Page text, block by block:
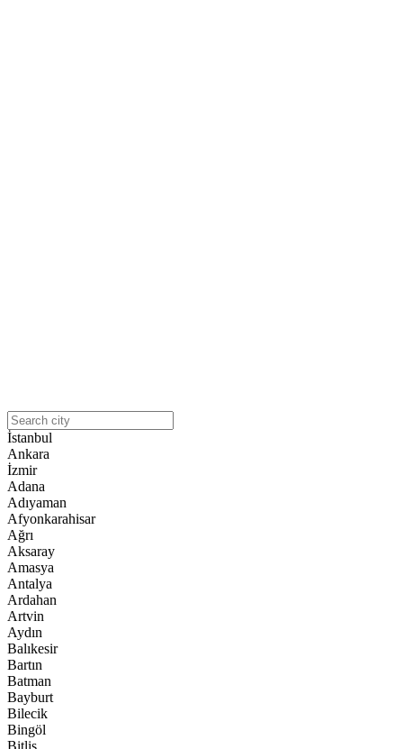
İstanbul
Ankara
İzmir
Adana
Adıyaman
Afyonkarahisar
Ağrı
Aksaray
Amasya
Antalya
Ardahan
Artvin
Aydın
Balıkesir
Bartın
Batman
Bayburt
Bilecik
Bingöl
Bitlis